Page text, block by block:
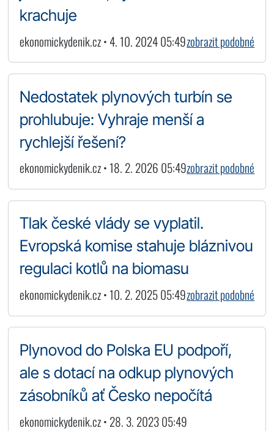
krachuje
ekonomickydenik.cz • 4. 10. 2024 05:49zobrazit podobné
Nedostatek plynových turbín se
prohlubuje: Vyhraje menší a
rychlejší řešení?
ekonomickydenik.cz • 18. 2. 2026 05:49zobrazit podobné
Tlak české vlády se vyplatil.
Evropská komise stahuje bláznivou
regulaci kotlů na biomasu
ekonomickydenik.cz • 10. 2. 2025 05:49zobrazit podobné
Plynovod do Polska EU podpoří,
ale s dotací na odkup plynových
zásobníků ať Česko nepočítá
ekonomickydenik.cz • 28. 3. 2023 05:49